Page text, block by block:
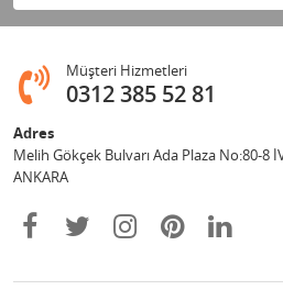
Müşteri Hizmetleri
0312 385 52 81
Adres
Melih Gökçek Bulvarı Ada Plaza No:80-8
ANKARA